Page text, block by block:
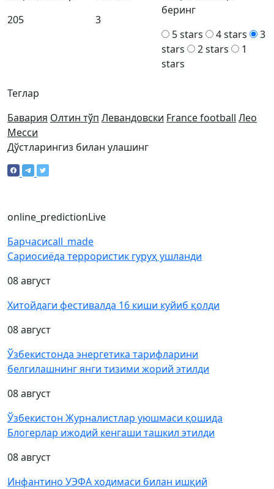
Теглар
Бавария Олтин тўп Левандовски France football Лео
Месси
205
3
беринг
5 stars
4 stars
3
stars
2 stars
1
stars
Дўстларингиз билан улашинг
online_predictionLive
Барчасиcall_made
Сариосиёда террористик гуруҳ ушланди
08 август
Хитойдаги фестивалда 16 киши куйиб қолди
08 август
Ўзбекистонда энергетика тарифларини
белгилашнинг янги тизими жорий этилди
08 август
Ўзбекистон Журналистлар уюшмаси қошида
Блогерлар ижодий кенгаши ташкил этилди
08 август
Инфантино УЭФА ходимаси билан ишқий